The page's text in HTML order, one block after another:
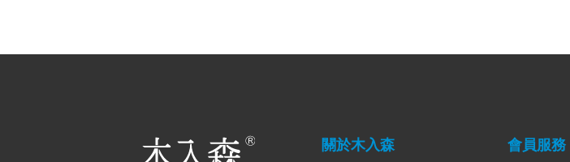
關於木入森 會員服務